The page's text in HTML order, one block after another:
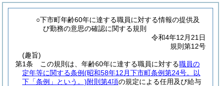
○下市町年齢60年に達する職員に対する情報の提供及
び勤務の意思の確認に関する規則
令和4年12月21日
規則第12号
(趣旨)
第1条
この規則は、年齢60年に達する職員に対する職員の
定年等に関する条例(昭和58年12月下市町条例第24号。以
下「条例」という。)附則第4項の規定による任用及び給与